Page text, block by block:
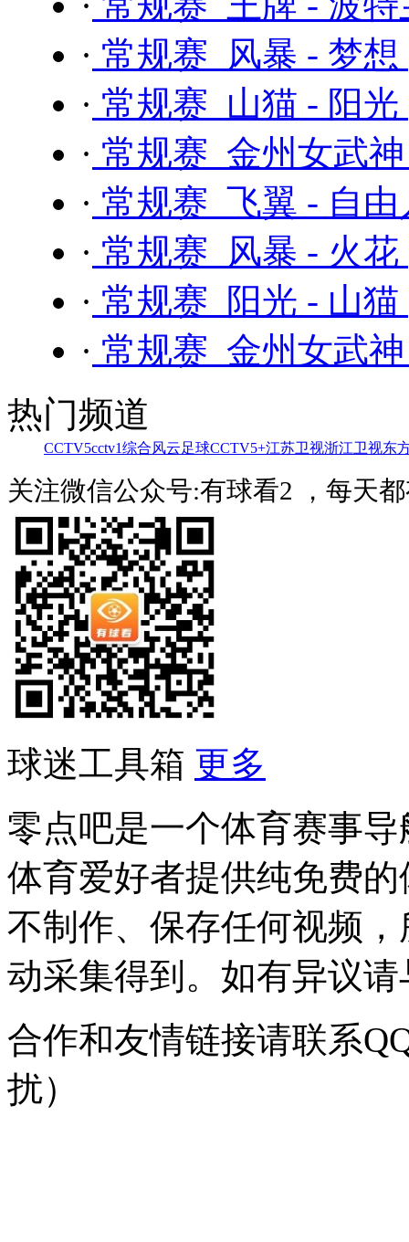
· 常规赛 风暴 - 梦想
· 常规赛 山猫 - 阳光
· 常规赛 金州女武
· 常规赛 飞翼 - 自
· 常规赛 风暴 - 火花
· 常规赛 阳光 - 山猫
· 常规赛 金州女武
热门频道
CCTV5cctv1综合风云足球CCTV5+江苏卫视浙江卫视东
关注微信公众号:有球看2 ，每天
球迷工具箱 更多
零点吧是一个体育赛事
体育爱好者提供纯免费
不制作、保存任何视频
动采集得到。如有异议
合作和友情链接请联系
扰）